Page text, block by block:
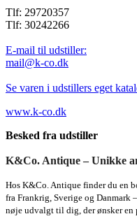
Tlf: 29720357
Tlf: 30242266
E-mail til udstiller:
mail@k-co.dk
Se varen i udstillers eget
www.k-co.dk
Besked fra udstiller
K&Co. Antique – Unikke
Hos K&Co. Antique finder du en
fra Frankrig, Sverige og Danmark –
nøje udvalgt til dig, der ønsker